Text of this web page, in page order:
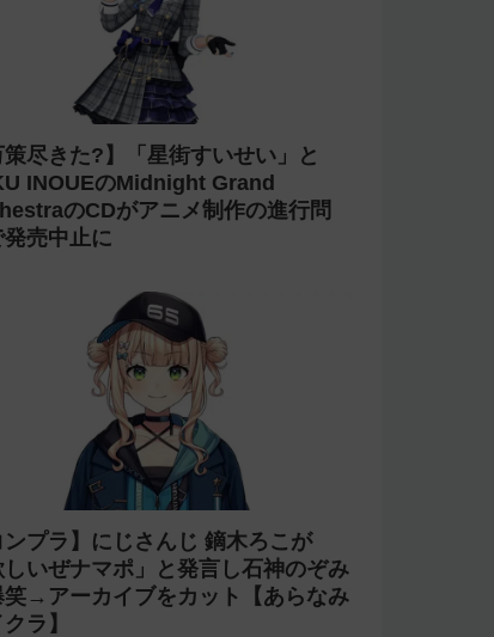
策尽きた?】「星街すいせい」と
INOUEのMidnight Grand
のCDがアニメ制作の進行問
発売中止に
ンプラ】にじさんじ 鏑木ろこが
しいぜナマポ」と発言し石神のぞみ
笑→アーカイブをカット【あらなみ
ラ】